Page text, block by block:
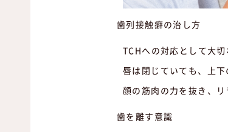
歯列接触癖の治し方
TCHへの対応として大
唇は閉じていても、上
顔の筋肉の力を抜き、リ
歯を離す意識